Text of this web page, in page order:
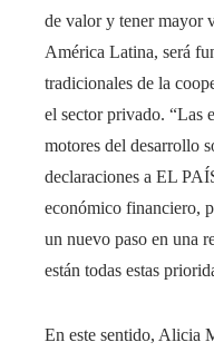
de valor y tener mayor
América Latina, será
tradicionales de la
el sector privado. “Las
motores del desarrollo
declaraciones a EL
económico financiero,
un nuevo paso en una
están todas estas
En este sentido, Alicia